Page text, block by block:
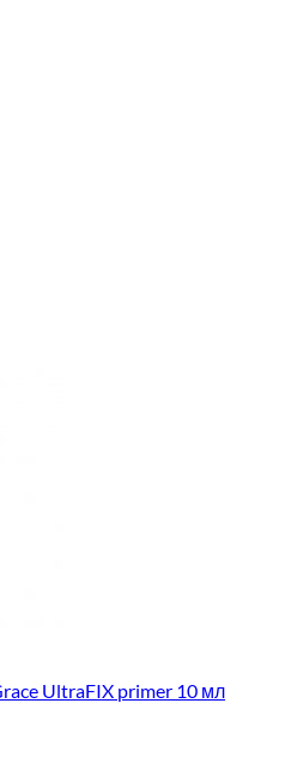
UltraFIX primer 10 мл